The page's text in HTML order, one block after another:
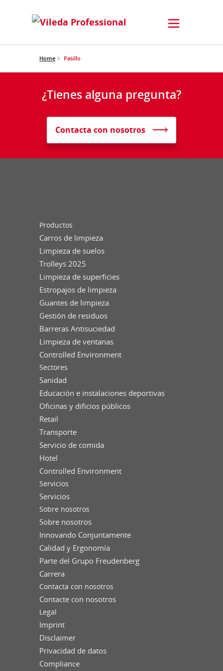
Home Pasillo
¿Tienes alguna pregunta?
Contacta con nosotros
Productos
Carros de limpieza
Limpieza de suelos
Trolleys 2025
Limpieza de superficies
Estropajos de limpieza
Guantes de limpieza
Gestión de residuos
Barreras Antisuciedad
Limpieza de ventanas
Controlled Environment
Sectores
Sanidad
Educación e instalaciones deportivas
Oficinas y dificios públicos
Retail
Transporte
Servicio de comida
Hotel
Controlled Environment
Servicios
Servicios
Sobre nosotros
Sobre nosotros
Innovando Conjuntamente
Calidad y Ergonomía
Parte del Grupo Freudenberg
Carrera
Contacta con nosotros
Contacte con nosotros
Legal
Imprint
Disclaimer
Privacidad de datos
Compliance